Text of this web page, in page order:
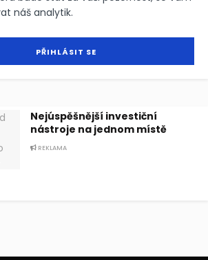
náš analytik.
Nejúspěšnější investiční
nástroje na jednom místě
REKLAMA